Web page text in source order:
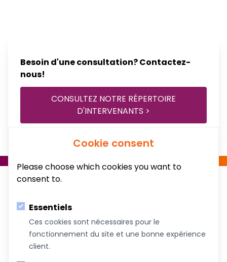
Besoin d'une consultation? Contactez-
nous!
CONSULTEZ NOTRE RÉPERTOIRE
D'INTERVENANTS >
Au service du bien-être de votre famille!
Cookie consent
Please choose which cookies you want to
consent to.
Essentiels
Ces cookies sont nécessaires pour le
fonctionnement du site et une bonne expérience
client.